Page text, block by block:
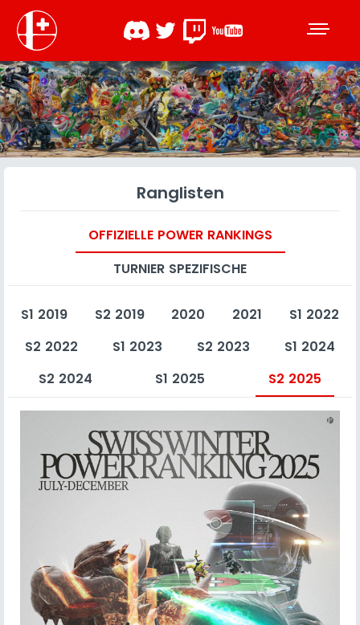
Ranglisten
OFFIZIELLE POWER RANKINGS
TURNIER SPEZIFISCHE
S1 2019 S2 2019 2020 2021
S1 2022
S2 2022
S1 2023 S2 2023
S1 2024
S2 2024
S1 2025 S2 2025